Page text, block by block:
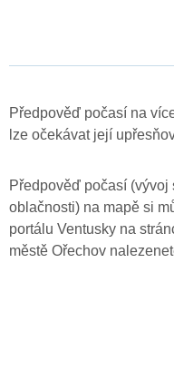
Předpověď počasí na
lze očekávat její
Předpověď počasí (vývoj
oblačnosti) na mapě si
portálu Ventusky na
městě Ořechov